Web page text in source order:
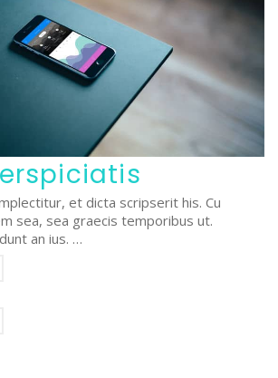
et dicta scripserit his. Cu
sea, sea graecis temporibus ut.
an ius. …